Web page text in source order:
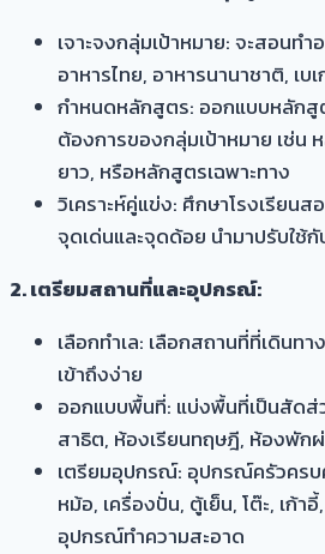
เจาะจงกลุ่มเป้าหมาย: จะสอนทำ
อาหารไทย, อาหารนานาชาติ, เบ
กำหนดหลักสูตร: ออกแบบหลักสู
ต้องการของกลุ่มเป้าหมาย เช่น
ยาว, หรือหลักสูตรเฉพาะทาง
วิเคราะห์คู่แข่ง: ศึกษาโรงเรียน
จุดเด่นและจุดด้อย นำมาปรับใช้
2. เตรียมสถานที่และอุปกรณ์:
เลือกทำเล: เลือกสถานที่ที่เดินท
เข้าถึงง่าย
ออกแบบพื้นที่: แบ่งพื้นที่เป็นสัดส่
สาธิต, ห้องเรียนทฤษฎี, ห้องพัก
เตรียมอุปกรณ์: อุปกรณ์ครัวครบ
หม้อ, เครื่องปั่น, ตู้เย็น, โต๊ะ, เก้า
อุปกรณ์ทำความสะอาด